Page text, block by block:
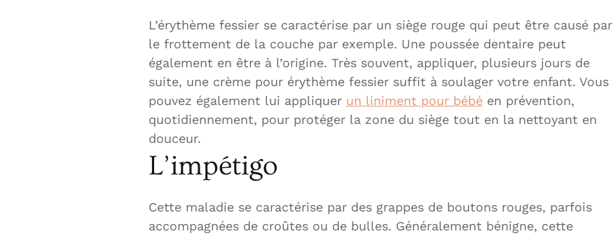
L’érythème fessier se caractérise par un siège rouge qui peut être causé par
le frottement de la couche par exemple. Une poussée dentaire peut
également en être à l’origine. Très souvent, appliquer, plusieurs jours de
suite, une crème pour érythème fessier suffit à soulager votre enfant. Vous
pouvez également lui appliquer un liniment pour bébé en prévention,
quotidiennement, pour protéger la zone du siège tout en la nettoyant en
douceur.
L’impétigo
Cette maladie se caractérise par des grappes de boutons rouges, parfois
accompagnées de croûtes ou de bulles. Généralement bénigne, cette